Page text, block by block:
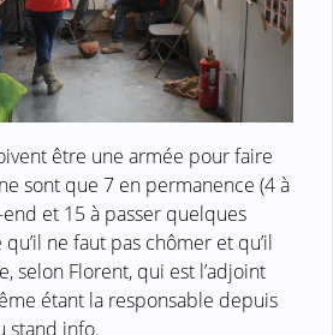
être une armée pour faire
sont que 7 en permanence (4 à
et 15 à passer quelques
ne faut pas chômer et qu’il
selon Florent, qui est l’adjoint
étant la responsable depuis
stand info.